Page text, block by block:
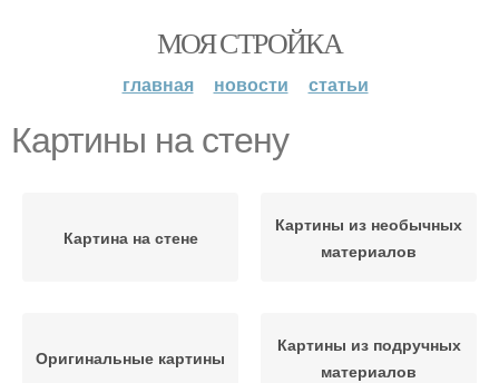
МОЯ СТРОЙКА
главная новости статьи
Картины на стену
Картина на стене
Картины из необычных
материалов
Оригинальные картины
Картины из подручных
материалов